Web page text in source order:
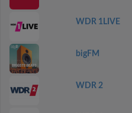
WDR 1LIVE
bigFM
WDR 2